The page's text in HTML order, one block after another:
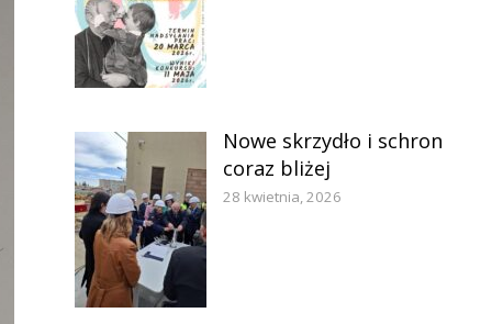
Nowe skrzydło i schron
coraz bliżej
28 kwietnia, 2026